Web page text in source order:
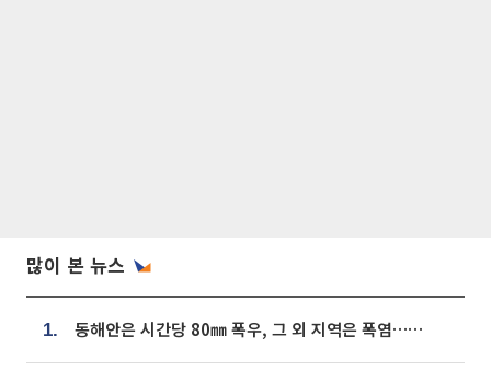
많이 본 뉴스
1. 동해안은 시간당 80㎜ 폭우, 그 외 지역은 폭염…‘극과 극 날씨’